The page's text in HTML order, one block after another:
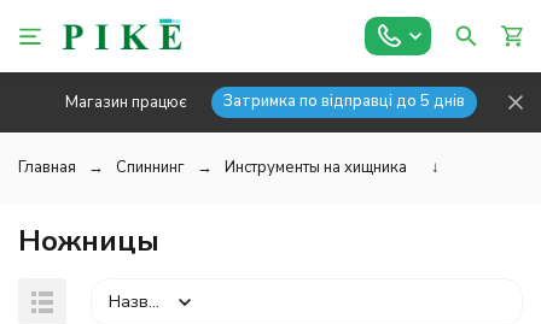
Магазин працює Затримка по відправці до 5 днів
Главная Спиннинг Инструменты на хищника ↓
Ножницы
Назва